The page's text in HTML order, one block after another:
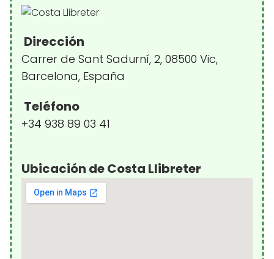
Dirección
Carrer de Sant Sadurní, 2, 08500 Vic,
Barcelona, España
Teléfono
+34 938 89 03 41
Ubicación de Costa Llibreter